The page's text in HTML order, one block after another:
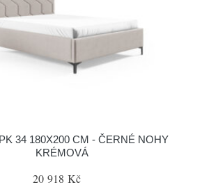
34 180X200 CM - ČERNÉ NOHY
KRÉMOVÁ
20 918 Kč